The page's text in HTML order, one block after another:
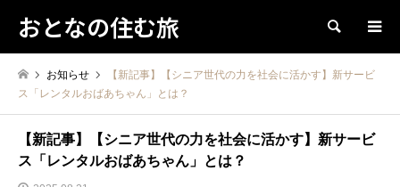
おとなの住む旅 検索
お知らせ
【新記事】【シニア世代の力を社会に活かす】新サービ
ス「レンタルおばあちゃん」とは？
【新記事】【シニア世代の力を社会に活かす】新サービ
ス「レンタルおばあちゃん」とは？